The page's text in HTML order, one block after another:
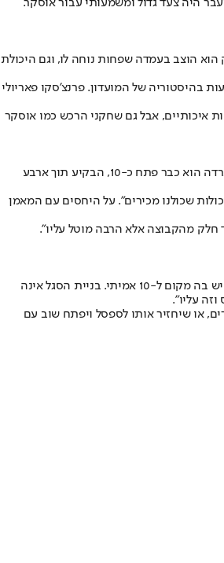
היה צעד גדול ומשמעותי עבור אוסקר.
הוצב בעמדה שפחות נוחה לו, וגם היכולת
מספר ל"ישראל היום": "השנים האחרונות הן מהגרועות בהיסטוריה של המועדון. פרנצ'סקו פאריולי
איכותיים, אבל גם שחקני הרכש כמו אוסקר
בשני המשחקים האחרונים הגיע השינוי מבחינת גלוך. זה התחיל מול פ.ס.וו איינדהובן שם הייטינחה הכניס את גלוך כ-9 מזויף והישראלי קבע 2:2 בדקות הסיום, בשבת מול נאק ברדה הוא כבר פתח כ-10, הבקיע תוך ארבע
שכולנו מכירים". על היחסים עם המאמן
חלק מהקבוצה אלא הרבה מוטל עליו".
"אייאקס הביאה את אוסקר בתור 10 והוא יצטרך להצליח בעמדה הזו", מבהיר כהן. "לא סתם הוא בחר ללכת לאייאקס, כי זה מועדון שנאמן לערכי הכדורגל של פעם וזו קבוצה שכן יש בה מקום ל-10 אמיתי. בניית הסגל אינה
שני שערים, או שיחזיר אותו לספסל ויפתח שוב עם